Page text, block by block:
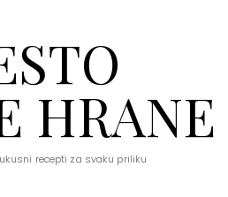
HRANE
recepti za svaku priliku